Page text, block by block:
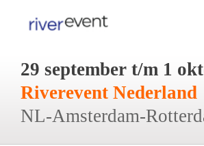
29 september t/m 1
Riverevent Nederland
NL-Amsterdam-